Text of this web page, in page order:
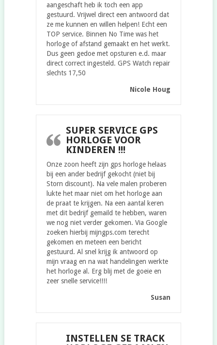
aangeschaft heb ik toch een app
gestuurd. Vrijwel direct een antwoord dat
ze me kunnen en willen helpen! Echt een
TOP service. Binnen No Time was het
horloge of afstand gemaakt en het werkt.
Dus geen gedoe met opsturen e.d. maar
direct correct ingesteld. GPS Watch repair
slechts 17,50
Nicole Houg
SUPER SERVICE GPS
HORLOGE VOOR
KINDEREN !!!
Onze zoon heeft zijn gps horloge helaas
bij een ander bedrijf gekocht (niet bij
Storn discount). Na vele malen proberen
lukte het maar niet om het horloge aan
de praat te krijgen. Na een aantal keren
met dit bedrijf gemaild te hebben, waren
we nog niet verder gekomen. Via Google
zoeken hierbij mijngps.com terecht
gekomen en meteen een bericht
gestuurd. Al snel krijg ik antwoord op
mijn vraag en na wat handelingen werkte
het horloge al. Erg blij met de goeie en
zeer snelle service!!!!
Susan
INSTELLEN SE TRACK